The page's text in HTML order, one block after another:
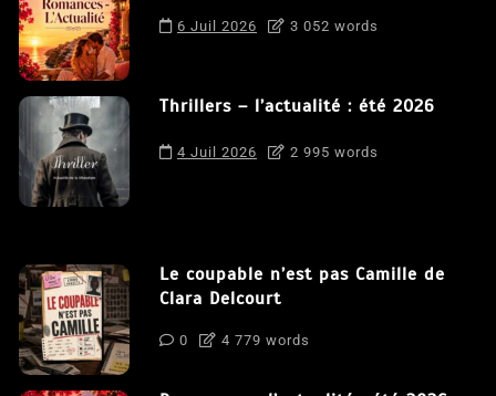
6 Juil 2026 3 052 words
Thrillers – l’actualité : été 2026
4 Juil 2026 2 995 words
Le coupable n’est pas Camille de
Clara Delcourt
0 4 779 words